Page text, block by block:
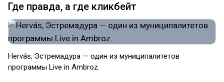
Где правда, а где кликбейт
Hervás, Эстремадура — один из муниципалитетов
программы Live in Ambroz.